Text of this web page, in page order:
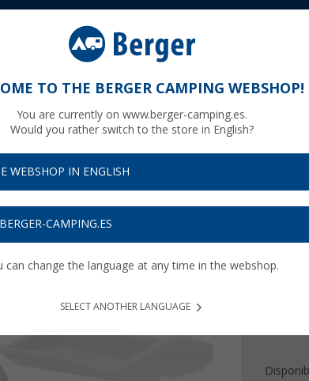
Perfil de sujeción Thule (carcasa del soporte)
TO THE BERGER CAMPING WEBSHOP!
You are currently on www.berger-camping.es.
Would you rather switch to the store in English?
WEBSHOP IN ENGLISH
CAMPING.ES
can change the language at any time in the webshop.
SELECT ANOTHER LANGUAGE